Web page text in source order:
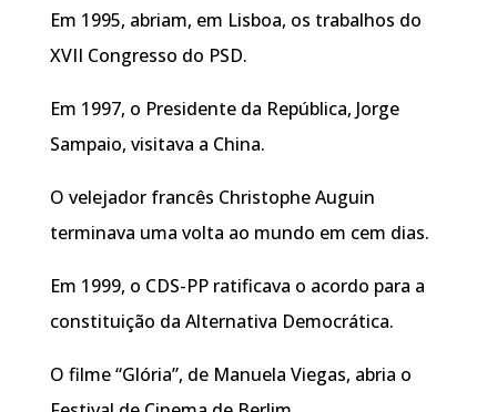
Em 1995, abriam, em Lisboa, os trabalhos do
XVII Congresso do PSD.
Em 1997, o Presidente da República, Jorge
Sampaio, visitava a China.
O velejador francês Christophe Auguin
terminava uma volta ao mundo em cem dias.
Em 1999, o CDS-PP ratificava o acordo para a
constituição da Alternativa Democrática.
O filme “Glória”, de Manuela Viegas, abria o